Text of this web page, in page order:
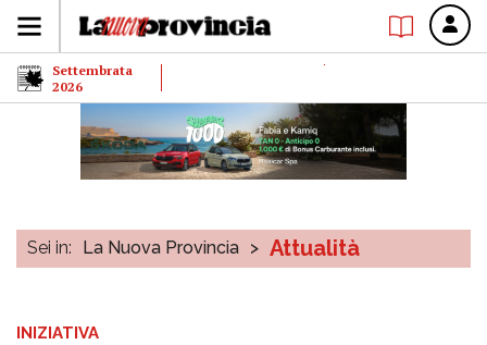
Settembrata
2026
Sei in: La Nuova Provincia > Attualità
INIZIATIVA